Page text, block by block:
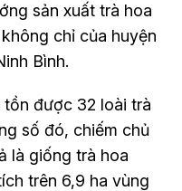
sản xuất trà hoa
chỉ của huyện
Bình.
tồn được 32 loài trà
số đó, chiếm chủ
là giống trà hoa
trên 6,9 ha vùng